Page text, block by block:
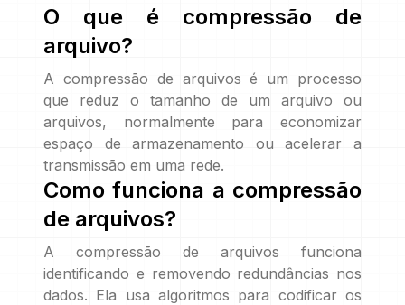
O que é compressão de
arquivo?
A compressão de arquivos é um processo
que reduz o tamanho de um arquivo ou
arquivos, normalmente para economizar
espaço de armazenamento ou acelerar a
transmissão em uma rede.
Como funciona a compressão
de arquivos?
A compressão de arquivos funciona
identificando e removendo redundâncias nos
dados. Ela usa algoritmos para codificar os